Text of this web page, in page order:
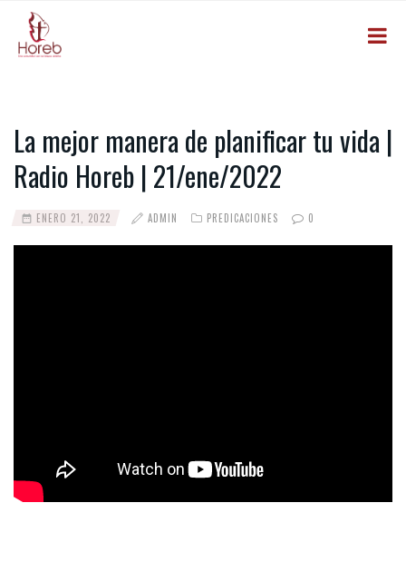
La mejor manera de planificar tu vida |
Radio Horeb | 21/ene/2022
ENERO 21, 2022 ADMIN PREDICACIONES 0